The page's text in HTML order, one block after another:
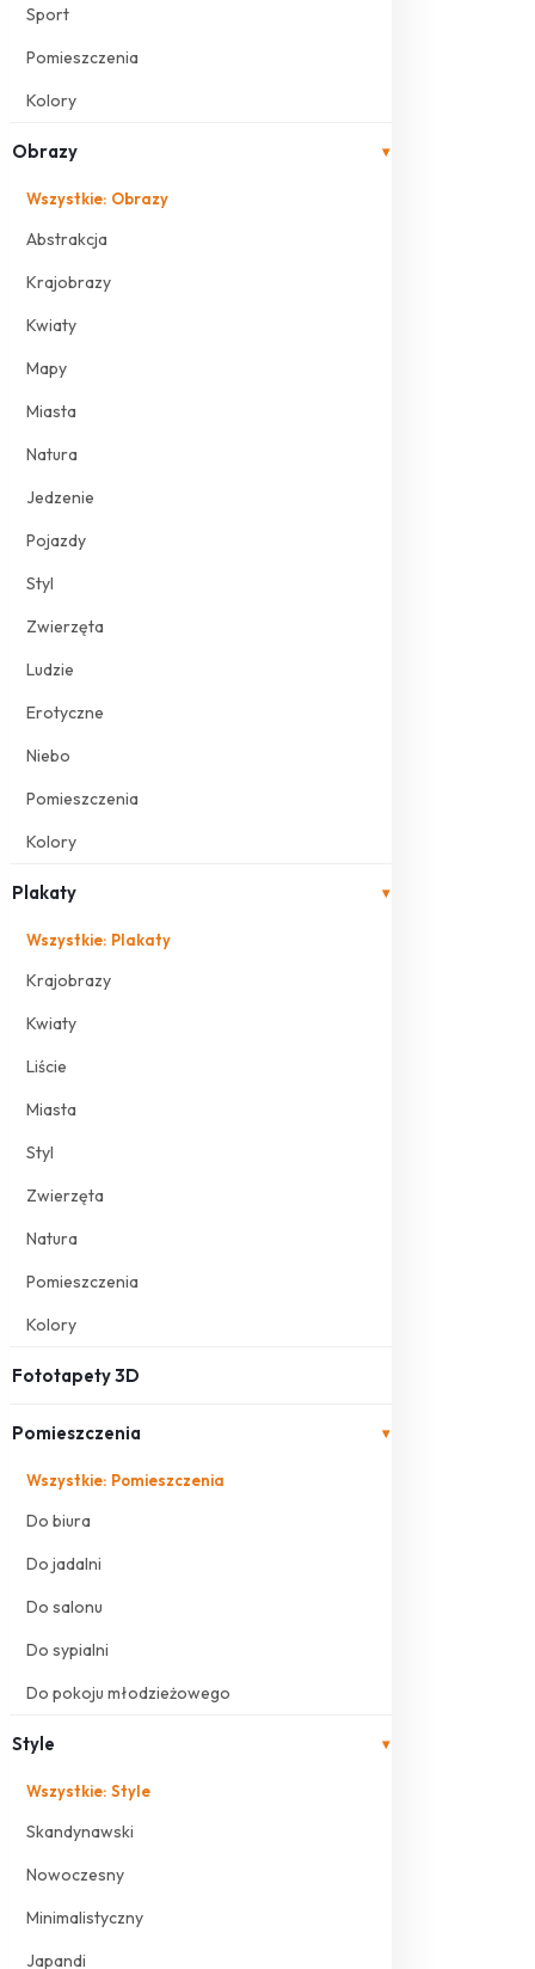
Sport
Pomieszczenia
Kolory
Obrazy ▾
Wszystkie: Obrazy
Abstrakcja
Krajobrazy
Kwiaty
Mapy
Miasta
Natura
Jedzenie
Pojazdy
Styl
Zwierzęta
Ludzie
Erotyczne
Niebo
Pomieszczenia
Kolory
Plakaty ▾
Wszystkie: Plakaty
Krajobrazy
Kwiaty
Liście
Miasta
Styl
Zwierzęta
Natura
Pomieszczenia
Kolory
Fototapety 3D
Pomieszczenia ▾
Wszystkie: Pomieszczenia
Do biura
Do jadalni
Do salonu
Do sypialni
Do pokoju młodzieżowego
Style ▾
Wszystkie: Style
Skandynawski
Nowoczesny
Minimalistyczny
Japandi